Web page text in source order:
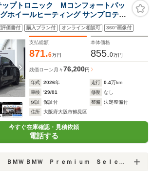
プトロニック Mコンフォートパッ
ホイールヒーティング サンプロテク
ンカーン カーブドディスプレイ アッ
ヤレスチャージ 電動リアゲート
価書付 購入プラン付 オンライン相談可 360°画像付
支払総額
871.6万円
本体価格
855.0万円
残価ローン 月々76,200円
年式 2026年 走行 0.4万km
車検
'29/01 修復
なし
保証
保証付 整備
法定整備付
住所
大阪府大阪市鶴見区
今すぐ在庫確認・見積依頼
電話する
Ｗ ＢＭＷ Ｐｒｅｍｉｕｍ Ｓｅｌｅｃｔｉｏｎ 城東鶴見